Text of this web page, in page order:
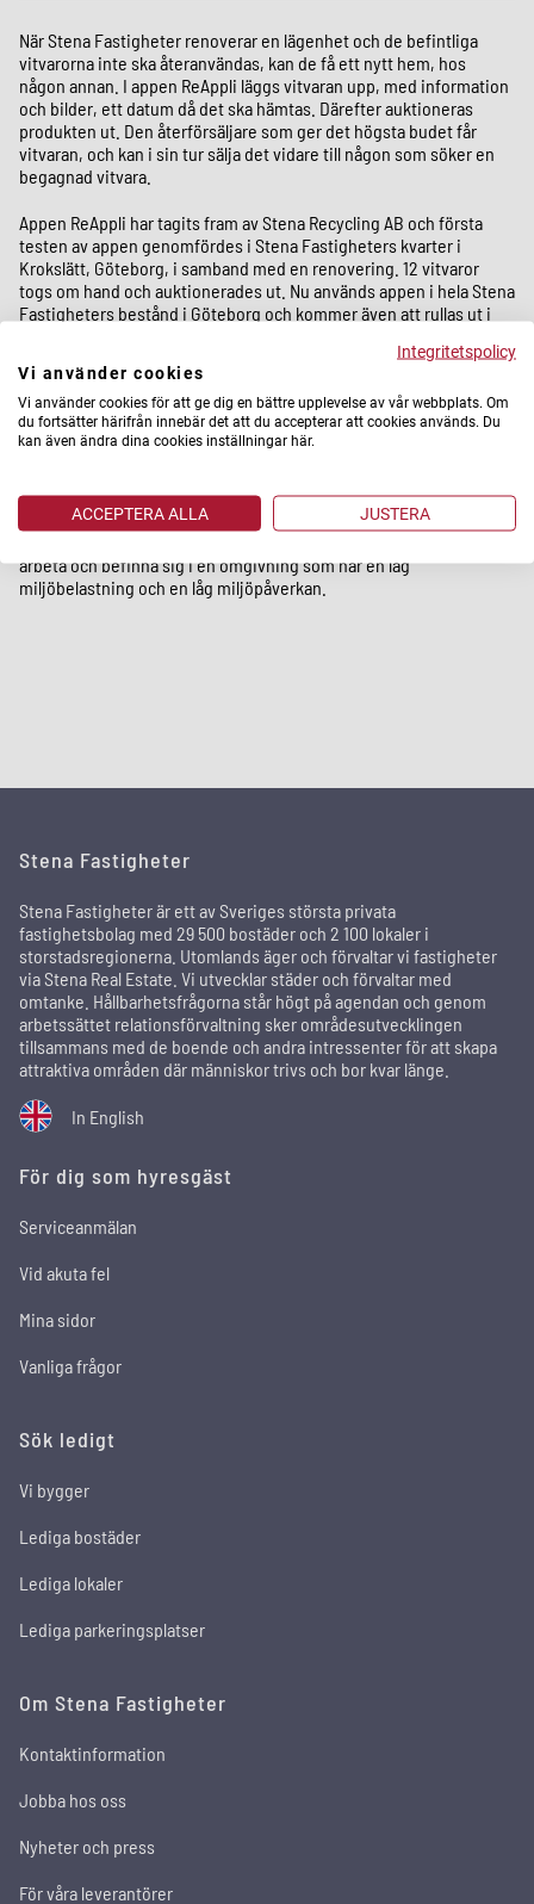
När Stena Fastigheter renoverar en lägenhet och de befintliga
vitvarorna inte ska återanvändas, kan de få ett nytt hem, hos
någon annan. I appen ReAppli läggs vitvaran upp, med information
och bilder, ett datum då det ska hämtas. Därefter auktioneras
produkten ut. Den återförsäljare som ger det högsta budet får
vitvaran, och kan i sin tur sälja det vidare till någon som söker en
begagnad vitvara.
Appen ReAppli har tagits fram av Stena Recycling AB och första
testen av appen genomfördes i Stena Fastigheters kvarter i
Krokslätt, Göteborg, i samband med en renovering. 12 vitvaror
togs om hand och auktionerades ut. Nu används appen i hela Stena
Fastigheters bestånd i Göteborg och kommer även att rullas ut i
- Utöver ökat återbruk är spårbarhet för transaktionerna, och
besparad tid för förvaltare och entreprenörer genom att använda
Reappli viktigt för våra kunder, säger Cicero Badat på Stena
Recycling.
Stena Fastigheters ambition är att ha så liten påverkan på miljön
som möjligt i alla delar, både i förvaltning och vid nybyggnation.
arbeta och befinna sig i en omgivning som har en låg
miljöbelastning och en låg miljöpåverkan.
Stena Fastigheter
Stena Fastigheter är ett av Sveriges största privata
fastighetsbolag med 29 500 bostäder och 2 100 lokaler i
storstadsregionerna. Utomlands äger och förvaltar vi fastigheter
via Stena Real Estate. Vi utvecklar städer och förvaltar med
omtanke. Hållbarhetsfrågorna står högt på agendan och genom
arbetssättet relationsförvaltning sker områdesutvecklingen
tillsammans med de boende och andra intressenter för att skapa
attraktiva områden där människor trivs och bor kvar länge.
In English
För dig som hyresgäst
Serviceanmälan
Vid akuta fel
Mina sidor
Vanliga frågor
Sök ledigt
Vi bygger
Lediga bostäder
Lediga lokaler
Lediga parkeringsplatser
Om Stena Fastigheter
Kontaktinformation
Jobba hos oss
Nyheter och press
För våra leverantörer
Integritetspolicy
Vi använder cookies
Vi använder cookies för att ge dig en bättre upplevelse av vår webbplats. Om
du fortsätter härifrån innebär det att du accepterar att cookies används. Du
kan även ändra dina cookies inställningar här.
ACCEPTERA ALLA JUSTERA